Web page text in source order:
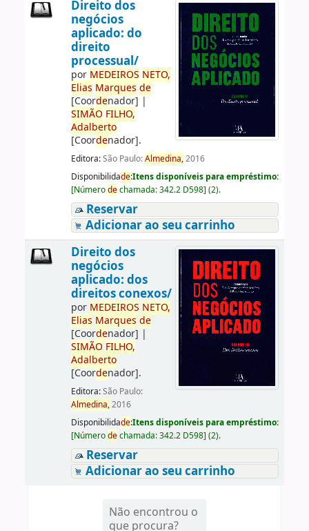
Direito dos
negócios
aplicado: do
direito
processual/
por MEDEIROS NETO,
Elias Marques de
[Coordenador] |
SIMÃO FILHO,
Adalberto
[Coordenador].
Editora:São Paulo:Almedina,2016
Disponibilidade:Itens disponíveis para empréstimo:
[Númerodechamada:342.2 D598] (2).
Reservar
Adicionar ao seu carrinho
Direito dos
negócios
aplicado: dos
direitos conexos/
por MEDEIROS NETO,
Elias Marques de
[Coordenador] |
SIMÃO FILHO,
Adalberto
[Coordenador].
Editora:São Paulo:
Almedina,2016
Disponibilidade:Itens disponíveis para empréstimo:
[Númerodechamada:342.2 D598] (2).
Reservar
Adicionar ao seu carrinho
Não encontrou o
que procura?